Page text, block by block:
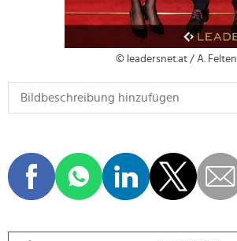
© leadersnet.at / A. Felten